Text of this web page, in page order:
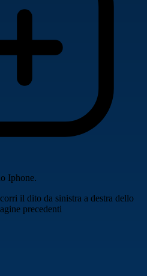
Iphone.
il dito da sinistra a destra dello
precedenti